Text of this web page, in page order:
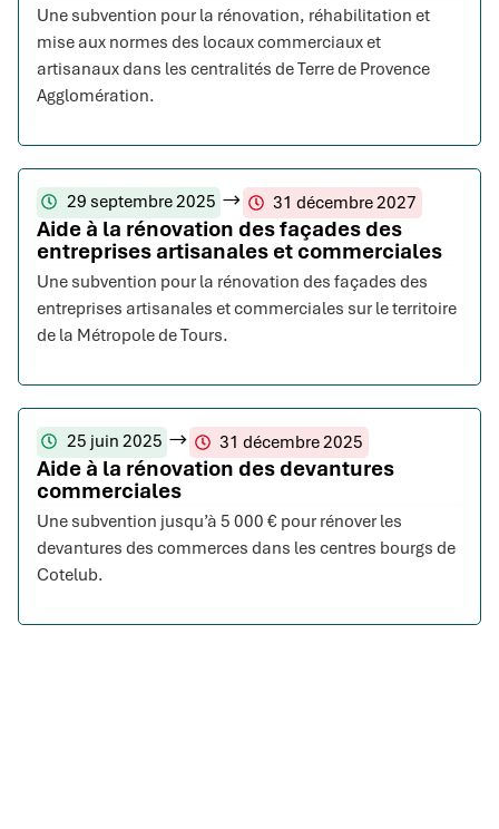
Une subvention pour la rénovation, réhabilitation et
mise aux normes des locaux commerciaux et
artisanaux dans les centralités de Terre de Provence
Agglomération.
29 septembre 2025 31 décembre 2027
Aide à la rénovation des façades des
entreprises artisanales et commerciales
Une subvention pour la rénovation des façades des
entreprises artisanales et commerciales sur le territoire
de la Métropole de Tours.
25 juin 2025 31 décembre 2025
Aide à la rénovation des devantures
commerciales
Une subvention jusqu’à 5 000 € pour rénover les
devantures des commerces dans les centres bourgs de
Cotelub.